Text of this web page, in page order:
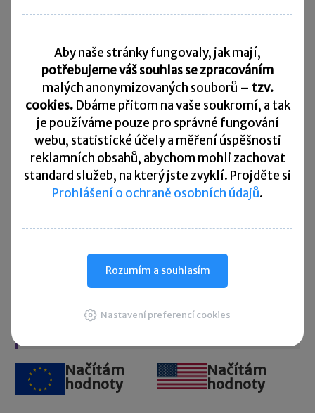
10. 8. 2026
Splatnost daně za červen 2026
20. 8. 2026
Měsíční odvod úhrnu sražených záloh na daň z příjmů
fyzických osob ze závislé činnosti za červenec 2026
20. 8. 2026
Splatnost paušální zálohy
24. 8. 2026
Daňové přiznání a splatnost daně za červenec 2026
Přehled všech termínů ►
Načítám
hodnoty
Načítám
hodnoty
Aby naše stránky fungovaly, jak mají,
potřebujeme váš souhlas se zpracováním
malých anonymizovaných souborů – tzv.
cookies. Dbáme přitom na vaše soukromí, a tak
je používáme pouze pro správné fungování
webu, statistické účely a měření úspěšnosti
reklamních obsahů, abychom mohli zachovat
standard služeb, na který jste zvyklí. Projděte si
Prohlášení o ochraně osobních údajů.
Rozumím a souhlasím
Nastavení preferencí cookies